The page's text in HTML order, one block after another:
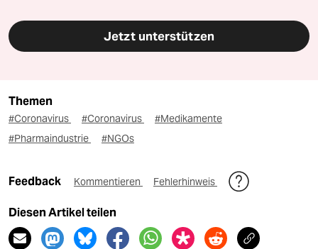
Jetzt unterstützen
Themen
#Coronavirus #Coronavirus
#Medikamente
#Pharmaindustrie
#NGOs
Feedback Kommentieren Fehlerhinweis
Diesen Artikel teilen